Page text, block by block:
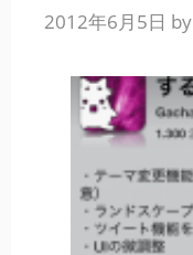
2012年6月5日 by